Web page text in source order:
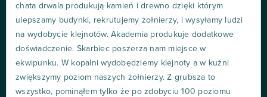
chata drwala produkują kamień i drewno dzięki którym
ulepszamy budynki, rekrutujemy żołnierzy, i wysyłamy ludzi
na wydobycie klejnotów. Akademia produkuje dodatkowe
doświadczenie. Skarbiec poszerza nam miejsce w
ekwipunku. W kopalni wydobędziemy klejnoty a w kuźni
zwiększymy poziom naszych żołnierzy. Z grubsza to
wszystko, pominąłem tylko że po zdobyciu 100 poziomu